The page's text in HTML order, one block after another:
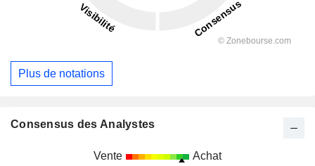
Plus de notations
Consensus des Analystes
Vente Achat